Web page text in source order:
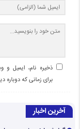
ذخیره نام، ایمیل و
برای زمانی که
آخرین اخبار